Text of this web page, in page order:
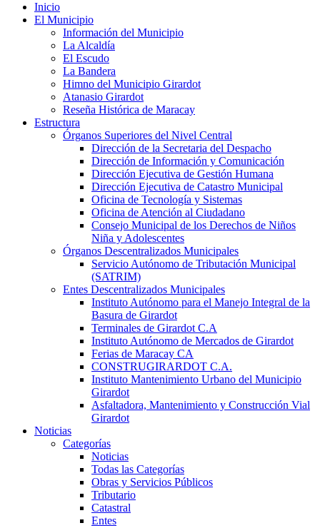
Inicio
El Municipio
Información del Municipio
La Alcaldía
El Escudo
La Bandera
Himno del Municipio Girardot
Atanasio Girardot
Reseña Histórica de Maracay
Estructura
Órganos Superiores del Nivel Central
Dirección de la Secretaria del Despacho
Dirección de Información y Comunicación
Dirección Ejecutiva de Gestión Humana
Dirección Ejecutiva de Catastro Municipal
Oficina de Tecnología y Sistemas
Oficina de Atención al Ciudadano
Consejo Municipal de los Derechos de Niños
Niña y Adolescentes
Órganos Descentralizados Municipales
Servicio Autónomo de Tributación Municipal
(SATRIM)
Entes Descentralizados Municipales
Instituto Autónomo para el Manejo Integral de la
Basura de Girardot
Terminales de Girardot C.A
Instituto Autónomo de Mercados de Girardot
Ferias de Maracay CA
CONSTRUGIRARDOT C.A.
Instituto Mantenimiento Urbano del Municipio
Girardot
Asfaltadora, Mantenimiento y Construcción Vial
Girardot
Noticias
Categorías
Noticias
Todas las Categorías
Obras y Servicios Públicos
Tributario
Catastral
Entes